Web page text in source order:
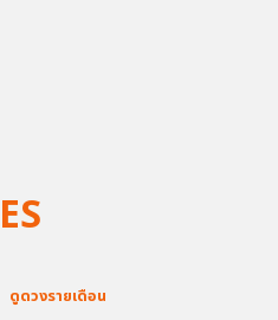
ดูดวงรายเดือน